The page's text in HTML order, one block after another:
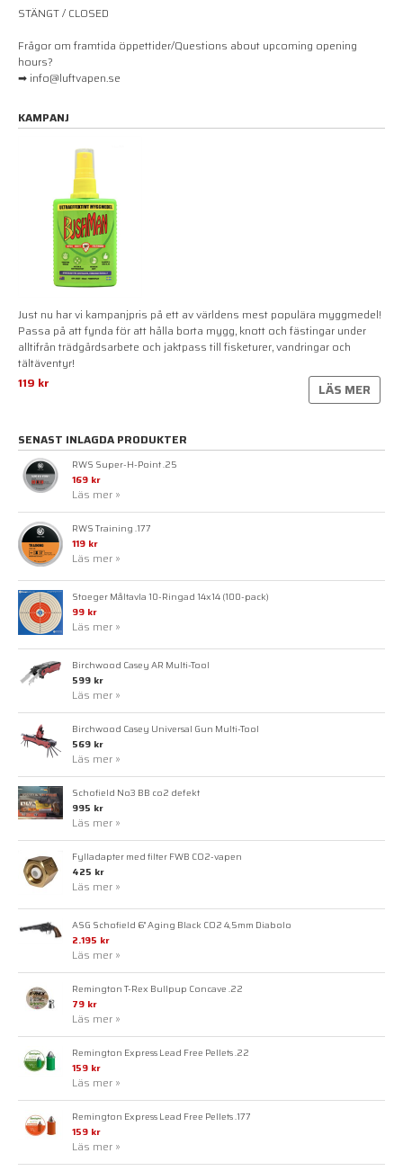
STÄNGT / CLOSED
Frågor om framtida öppettider/Questions about upcoming opening
hours?
➡ info@luftvapen.se
KAMPANJ
Just nu har vi kampanjpris på ett av världens mest populära myggmedel!
Passa på att fynda för att hålla borta mygg, knott och fästingar under
alltifrån trädgårdsarbete och jaktpass till fisketurer, vandringar och
tältäventyr!
119 kr
LÄS MER
SENAST INLAGDA PRODUKTER
RWS Super-H-Point .25
169 kr
Läs mer »
RWS Training .177
119 kr
Läs mer »
Stoeger Måltavla 10-Ringad 14x14 (100-pack)
99 kr
Läs mer »
Birchwood Casey AR Multi-Tool
599 kr
Läs mer »
Birchwood Casey Universal Gun Multi-Tool
569 kr
Läs mer »
Schofield No3 BB co2 defekt
995 kr
Läs mer »
Fylladapter med filter FWB CO2-vapen
425 kr
Läs mer »
ASG Schofield 6" Aging Black CO2 4,5mm Diabolo
2.195 kr
Läs mer »
Remington T-Rex Bullpup Concave .22
79 kr
Läs mer »
Remington Express Lead Free Pellets .22
159 kr
Läs mer »
Remington Express Lead Free Pellets .177
159 kr
Läs mer »